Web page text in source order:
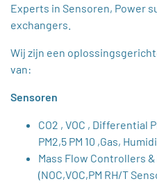
Experts in Sensoren, Power
exchangers.
Wij zijn een
van:
Sensoren
CO2 , VOC , Differential
PM2,5 PM 10 ,Gas,
Mass Flow Controllers
(NOC,VOC,PM RH/T